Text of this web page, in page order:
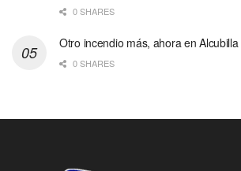
0 SHARES
Otro incendio más, ahora en
0 SHARES